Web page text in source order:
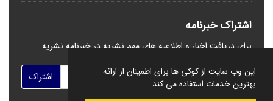
این وب سایت از کوکی ها برای اطمینان از ارائه
بهترین خدمات استفاده می کند.
اشتراک خبرنامه
برای دریافت اخبار و اطلاعیه های مهم نشریه در خبرنامه نشریه
اشتراک